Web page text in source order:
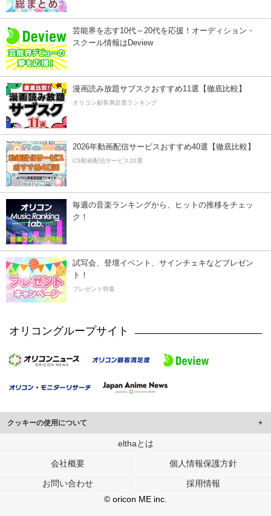
芸能界を志す10代～20代を応援！オーディション・
スクール情報はDeview
漫画読み放題サブスクおすすめ11選【徹底比較】
オリコン顧客満足度ランキング
2026年動画配信サービスおすすめ40選【徹底比較】
CS動画配信サービス20選
毎週の音楽ランキングから、ヒットの推移をチェッ
ク！
試写会、登壇イベント、サインチェキなどプレゼン
ト！
プレゼント特集
オリコングループサイト
クッキーの使用について
このサイトでは Cookie を使用して、ユーザーに合わせたコンテンツや広告の
行っています。
メディアや広告配信、データ解析の各パートナーに提供しています。
各パートナーは、この情報とユーザーが各パートナーに提供した他の情報や、
ユーザーが各パートナーのサービスを使用したときに収集した他の情報を組み
elthaとは
会社概要 個人情報保護方針
お問い合わせ
採用情報
© oricon ME inc.